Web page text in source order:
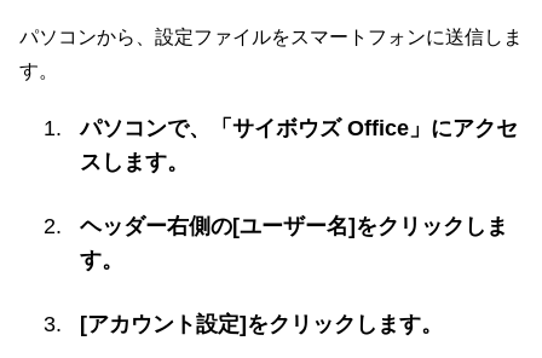
パソコンから、設定ファイルをスマートフォンに送信しま
す。
パソコンで、「サイボウズ Office」にアクセ
スします。
ヘッダー右側の[ユーザー名]をクリックしま
す。
[アカウント設定]をクリックします。